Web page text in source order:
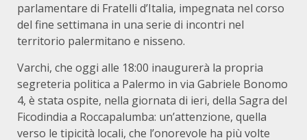
parlamentare di Fratelli d’Italia, impegnata nel corso
del fine settimana in una serie di incontri nel
territorio palermitano e nisseno.
Varchi, che oggi alle 18:00 inaugurerà la propria
segreteria politica a Palermo in via Gabriele Bonomo
4, è stata ospite, nella giornata di ieri, della Sagra del
Ficodindia a Roccapalumba: un’attenzione, quella
verso le tipicità locali, che l’onorevole ha più volte